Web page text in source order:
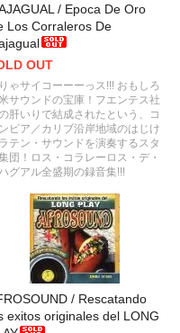
/ Epoca De Oro
Los Corraleros De
OUT
ゃサイコーーーっス!!! おもしろ
サウンドの宝庫！フエンテス社
肝いりで結成されたという、コ
ビア／カリブ沿岸地域のはじけ
テン・サウンドを演奏するスタ
団！ロス・コラレーロス・デ・
グアル全盛期の録音集!!!
/ Rescatando
exitos originales del LONG